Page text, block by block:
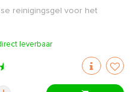
reinigingsgel voor het
leverbaar